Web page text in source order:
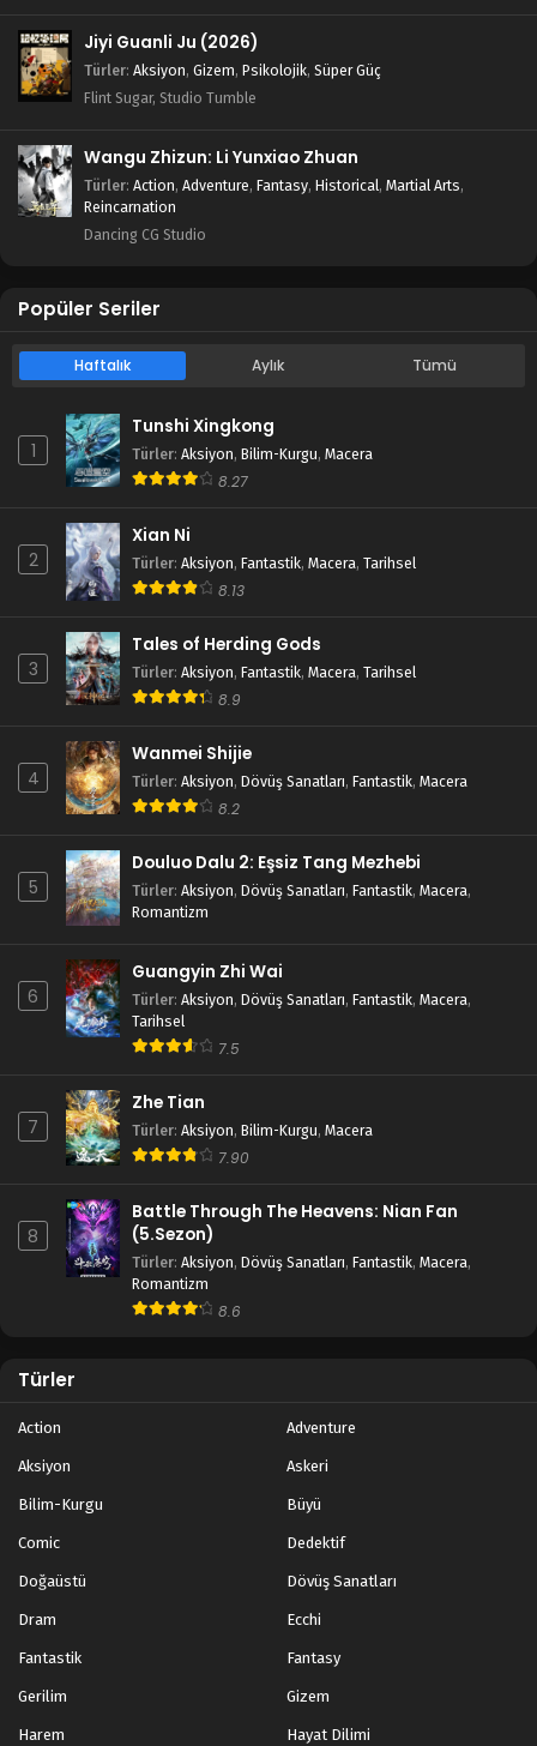
Jiyi Guanli Ju (2026)
Türler: Aksiyon, Gizem, Psikolojik, Süper Güç
Flint Sugar, Studio Tumble
Wangu Zhizun: Li Yunxiao Zhuan
Türler: Action, Adventure, Fantasy, Historical, Martial Arts,
Reincarnation
Dancing CG Studio
Popüler Seriler
Haftalık Aylık Tümü
1
Tunshi Xingkong
Türler: Aksiyon, Bilim-Kurgu, Macera
8.27
2
Xian Ni
Türler: Aksiyon, Fantastik, Macera, Tarihsel
8.13
3
Tales of Herding Gods
Türler: Aksiyon, Fantastik, Macera, Tarihsel
8.9
4
Wanmei Shijie
Türler: Aksiyon, Dövüş Sanatları, Fantastik, Macera
8.2
5
Douluo Dalu 2: Eşsiz Tang Mezhebi
Türler: Aksiyon, Dövüş Sanatları, Fantastik, Macera,
Romantizm
6
Guangyin Zhi Wai
Türler: Aksiyon, Dövüş Sanatları, Fantastik, Macera,
Tarihsel
7.5
7
Zhe Tian
Türler: Aksiyon, Bilim-Kurgu, Macera
7.90
8
Battle Through The Heavens: Nian Fan
(5.Sezon)
Türler: Aksiyon, Dövüş Sanatları, Fantastik, Macera,
Romantizm
8.6
Türler
Action Adventure
Aksiyon Askeri
Bilim-Kurgu Büyü
Comic Dedektif
Doğaüstü Dövüş Sanatları
Dram Ecchi
Fantastik Fantasy
Gerilim Gizem
Harem Hayat Dilimi